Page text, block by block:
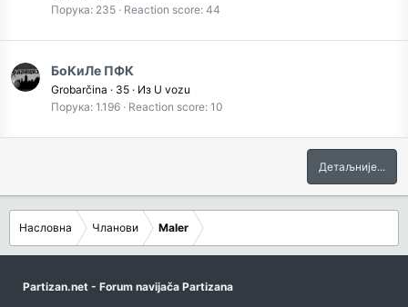
Порука 235 Reaction score 44
БоКиЛе ПФК
Grobarčina · 35 · Из U vozu
Порука 1.196 Reaction score 10
Детаљније...
Насловна Чланови Maler
Partizan.net - Forum navijača Partizana